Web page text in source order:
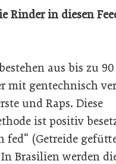
Rinder in diesen
aus bis zu
mit gentechnisch
und Raps. Diese
ist positiv
fed“ (Getreide
Brasilien werden